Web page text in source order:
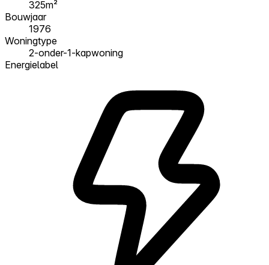
325m²
Bouwjaar
1976
Woningtype
2-onder-1-kapwoning
Energielabel